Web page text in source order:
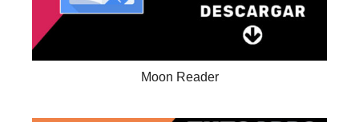
Moon Reader